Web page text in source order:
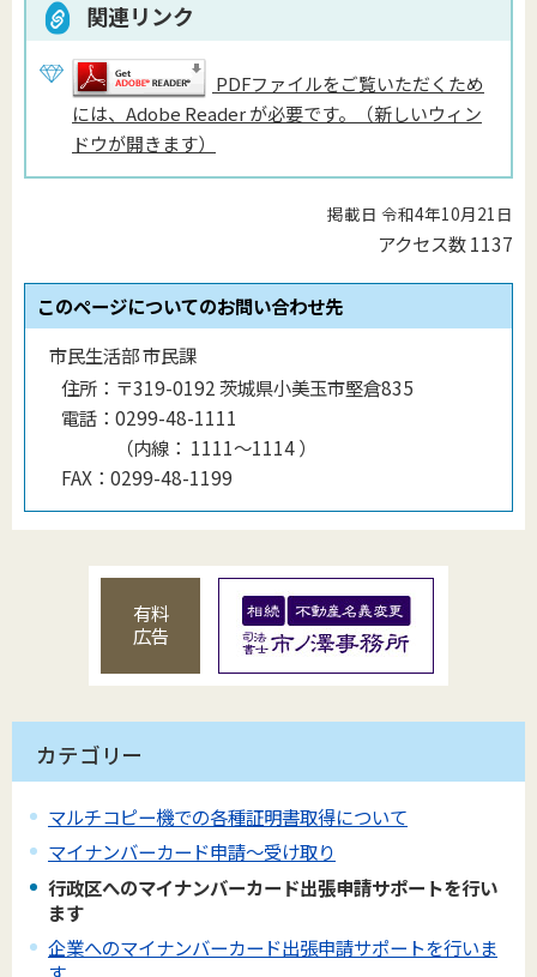
関連リンク
PDFファイルをご覧いただくため
には、Adobe Reader が必要です。（新しいウィン
ドウが開きます）
掲載日 令和4年10月21日
アクセス数1137
このページについてのお問い合わせ先
市民生活部 市民課
住所： 〒319-0192 茨城県小美玉市堅倉835
電話： 0299-48-1111
（内線 ： 1111〜1114）
FAX： 0299-48-1199
有料
広告
カテゴリー
マルチコピー機での各種証明書取得について
マイナンバーカード申請～受け取り
行政区へのマイナンバーカード出張申請サポートを行い
ます
企業へのマイナンバーカード出張申請サポートを行いま